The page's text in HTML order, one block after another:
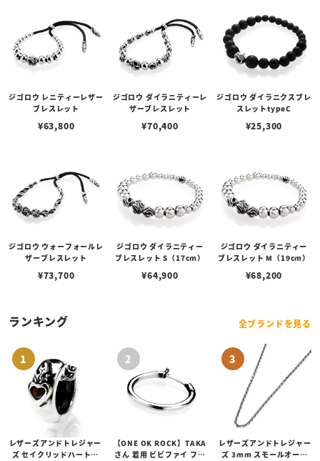
ジゴロウ レニティーレザー
ブレスレット
¥63,800
ジゴロウ ダイラニティーレ
ザーブレスレット
¥70,400
ジゴロウ ダイラニクスブレ
スレットtypeC
¥25,300
ジゴロウ ウォーフォールレ
ザーブレスレット
¥73,700
ジゴロウ ダイラニティー
ブレスレット S（17cm）
¥64,900
ジゴロウ ダイラニティー
ブレスレット M（19cm）
¥68,200
ランキング 全ブランドを見る
レザーズアンドトレジャー
ズ セイクリッドハートピ
【ONE OK ROCK】TAKA
さん 着用 ビビファイ フー
レザーズアンドトレジャー
ズ 3mm スモールオーバ